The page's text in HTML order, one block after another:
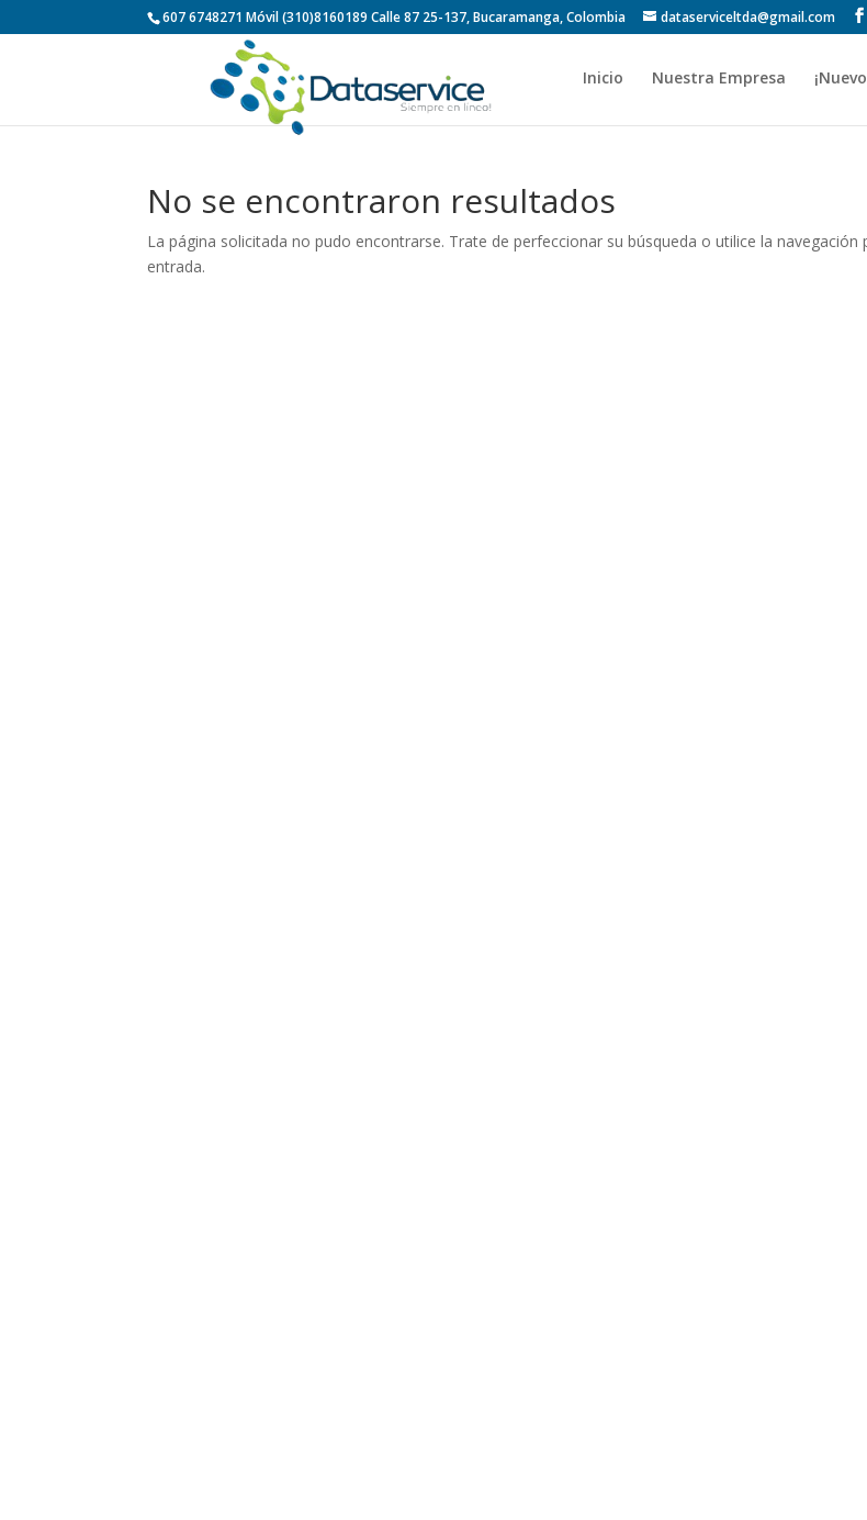
607 6748271 Móvil (310)8160189 Calle 87 25-137, Bucaramanga, Colombia dataserviceltda@gmail.com
Inicio Nuestra Empresa
No se encontraron resultados
La página solicitada no pudo encontrarse. Trate de perfeccionar su búsqueda o utilice la navegación
entrada.